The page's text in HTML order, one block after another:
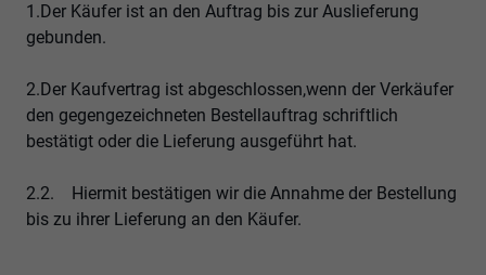
1.Der Käufer ist an den Auftrag bis zur Auslieferung
gebunden.
2.Der Kaufvertrag ist abgeschlossen,wenn der Verkäufer
den gegengezeichneten Bestellauftrag schriftlich
bestätigt oder die Lieferung ausgeführt hat.
2.2. Hiermit bestätigen wir die Annahme der Bestellung
bis zu ihrer Lieferung an den Käufer.